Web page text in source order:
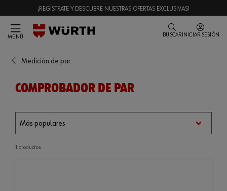
¡REGÍSTRATE Y DESCUBRE NUESTRAS OFERTAS EXCLUSIVAS!
MENÚ BUSCAR INICIAR SESIÓN
Medición de par
COMPROBADOR DE PAR
1 productos